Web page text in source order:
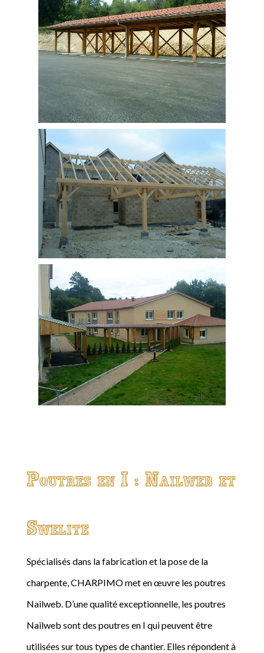
Poutres en I : Nailweb et
Swelite
Spécialisés dans la fabrication et la pose de la
charpente, CHARPIMO met en œuvre les poutres
Nailweb. D’une qualité exceptionnelle, les poutres
Nailweb sont des poutres en I qui peuvent être
utilisées sur tous types de chantier. Elles répondent à